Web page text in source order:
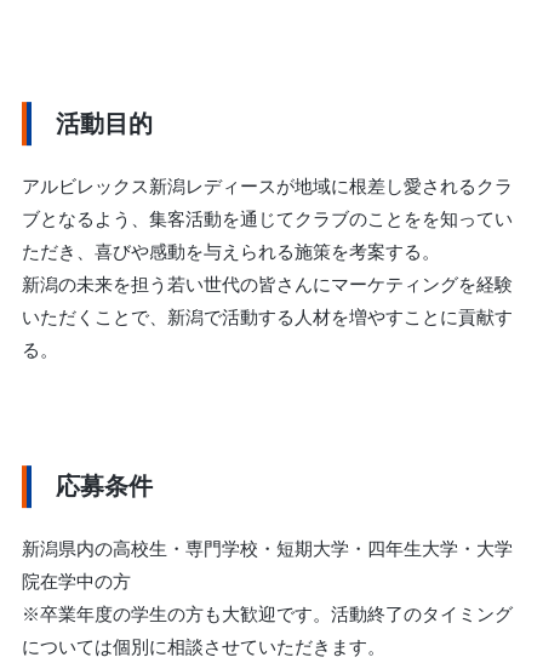
活動目的
アルビレックス新潟レディースが地域に根差し愛されるクラ
ブとなるよう、集客活動を通じてクラブのことをを知ってい
ただき、喜びや感動を与えられる施策を考案する。
新潟の未来を担う若い世代の皆さんにマーケティングを経験
いただくことで、新潟で活動する人材を増やすことに貢献す
る。
応募条件
新潟県内の高校生・専門学校・短期大学・四年生大学・大学
院在学中の方
※卒業年度の学生の方も大歓迎です。活動終了のタイミング
については個別に相談させていただきます。